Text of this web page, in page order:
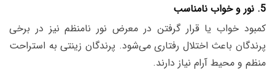
5. نور و خواب نامناسب
کمبود خواب یا قرار گرفتن در معرض نور نامنظم نیز در برخی
پرندگان باعث اختلال رفتاری می‌شود. پرندگان زینتی به استراحت
منظم و محیط آرام نیاز دارند.